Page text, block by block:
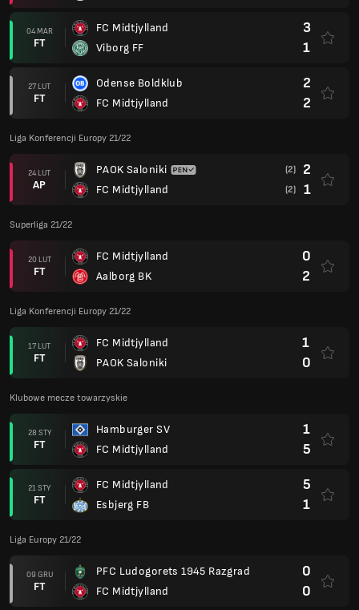
04 MAR
FT
FC Midtjylland
Viborg FF
3
1
27 LUT
FT
Odense Boldklub
FC Midtjylland
2
2
Liga Konferencji Europy 21/22
24 LUT
AP
PAOK Saloniki
FC Midtjylland
(2) 2
(2) 1
Superliga 21/22
20 LUT
FT
FC Midtjylland
Aalborg BK
0
2
Liga Konferencji Europy 21/22
17 LUT
FT
FC Midtjylland
PAOK Saloniki
1
0
Klubowe mecze towarzyskie
28 STY
FT
Hamburger SV
FC Midtjylland
1
5
21 STY
FT
FC Midtjylland
Esbjerg FB
5
1
Liga Europy 21/22
09 GRU
FT
PFC Ludogorets 1945 Razgrad
FC Midtjylland
0
0